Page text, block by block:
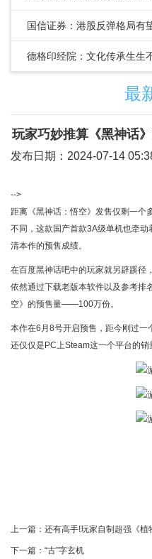
打野削弱
国信证券：港股反弹格局有
德格印经院：文化传承生生
最
玩家巧妙推算《黑神话
发布日期：2024-07-14
-->
距离《黑神话：悟空》发售仅剩一个
不同，这款国产首款3A级单机也牵
清本作的预售成绩。
在百度黑神话吧中的玩家就另辟蹊径
依然通过下载老版本软件以及参考排
空》的预售量——100万份。
本作在6月8号开启预售，距今刚过
还仅仅是PC上Steam这一个平台的销
上一篇： 还有高手!玩家自制超强《
下一篇： “古”字玄机